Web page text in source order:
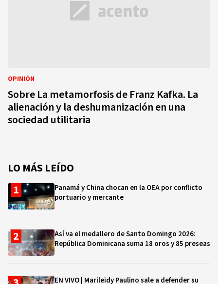
OPINIÓN
Sobre La metamorfosis de Franz Kafka. La
alienación y la deshumanización en una
sociedad utilitaria
LO MÁS LEÍDO
Panamá y China chocan en la OEA por conflicto
portuario y mercante
Así va el medallero de Santo Domingo 2026:
República Dominicana suma 18 oros y 85 preseas
EN VIVO | Marileidy Paulino sale a defender su